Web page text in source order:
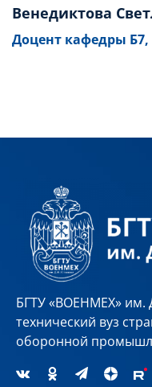
Венедиктова
Доцент кафедры Б7,
БГТУ «ВОЕНМЕХ»
технический вуз
оборонной